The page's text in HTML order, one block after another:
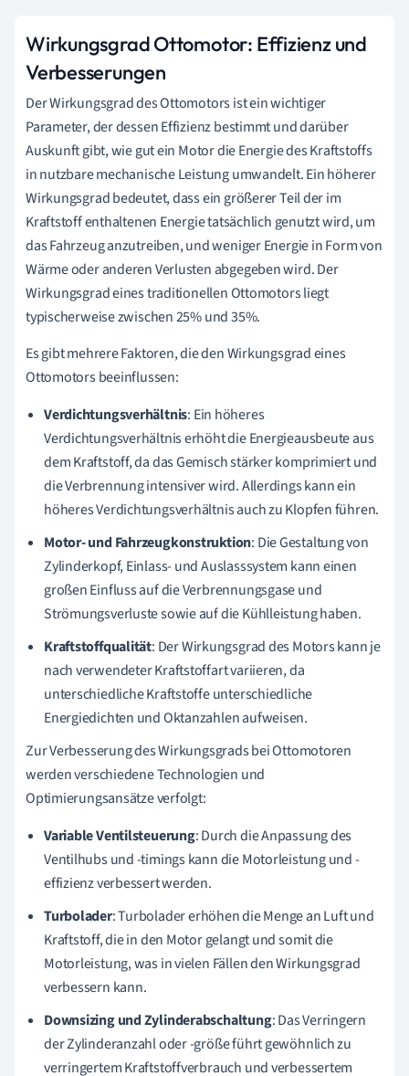
Wirkungsgrad Ottomotor: Effizienz und
Verbesserungen
Der Wirkungsgrad des Ottomotors ist ein wichtiger
Parameter, der dessen Effizienz bestimmt und darüber
Auskunft gibt, wie gut ein Motor die Energie des Kraftstoffs
in nutzbare mechanische Leistung umwandelt. Ein höherer
Wirkungsgrad bedeutet, dass ein größerer Teil der im
Kraftstoff enthaltenen Energie tatsächlich genutzt wird, um
das Fahrzeug anzutreiben, und weniger Energie in Form von
Wärme oder anderen Verlusten abgegeben wird. Der
Wirkungsgrad eines traditionellen Ottomotors liegt
typischerweise zwischen 25% und 35%.
Es gibt mehrere Faktoren, die den Wirkungsgrad eines
Ottomotors beeinflussen:
Verdichtungsverhältnis: Ein höheres
Verdichtungsverhältnis erhöht die Energieausbeute aus
dem Kraftstoff, da das Gemisch stärker komprimiert und
die Verbrennung intensiver wird. Allerdings kann ein
höheres Verdichtungsverhältnis auch zu Klopfen führen.
Motor- und Fahrzeugkonstruktion: Die Gestaltung von
Zylinderkopf, Einlass- und Auslasssystem kann einen
großen Einfluss auf die Verbrennungsgase und
Strömungsverluste sowie auf die Kühlleistung haben.
Kraftstoffqualität: Der Wirkungsgrad des Motors kann je
nach verwendeter Kraftstoffart variieren, da
unterschiedliche Kraftstoffe unterschiedliche
Energiedichten und Oktanzahlen aufweisen.
Zur Verbesserung des Wirkungsgrads bei Ottomotoren
werden verschiedene Technologien und
Optimierungsansätze verfolgt:
Variable Ventilsteuerung: Durch die Anpassung des
Ventilhubs und -timings kann die Motorleistung und -
effizienz verbessert werden.
Turbolader: Turbolader erhöhen die Menge an Luft und
Kraftstoff, die in den Motor gelangt und somit die
Motorleistung, was in vielen Fällen den Wirkungsgrad
verbessern kann.
Downsizing und Zylinderabschaltung: Das Verringern
der Zylinderanzahl oder -größe führt gewöhnlich zu
verringertem Kraftstoffverbrauch und verbessertem